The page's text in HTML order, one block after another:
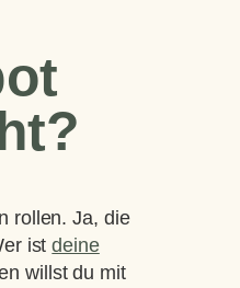
rollen. Ja, die
istdeine
willst du mit